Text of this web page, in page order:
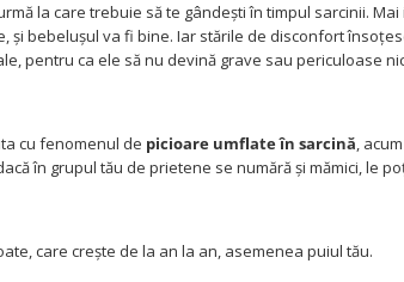
la care trebuie să te gândești în timpul sarcinii.
și bebelușul va fi bine. Iar stările de disconfort
pentru ca ele să nu devină grave sau periculoase
cu fenomenul de picioare umflate în sarcină,
în grupul tău de prietene se numără și mămici, le
care crește de la an la an, asemenea puiul tău.